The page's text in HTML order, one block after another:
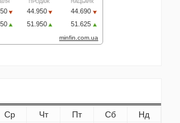
Ср Чт Пт Сб
Нд